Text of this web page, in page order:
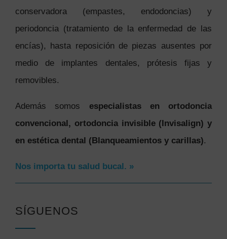
conservadora (empastes, endodoncias) y
periodoncia (tratamiento de la enfermedad de las
encías), hasta reposición de piezas ausentes por
medio de implantes dentales, prótesis fijas y
removibles.
Además somos especialistas en ortodoncia
convencional, ortodoncia invisible (Invisalign) y
en estética dental (Blanqueamientos y carillas).
Nos importa tu salud bucal. »
SÍGUENOS